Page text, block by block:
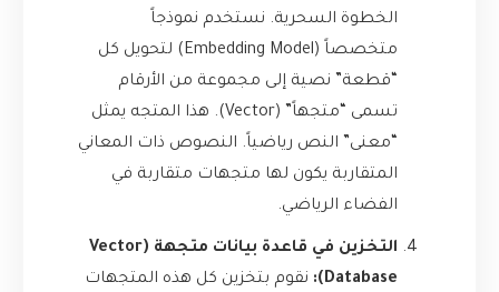
الخطوة السحرية. نستخدم نموذجاً
متخصصاً (Embedding Model) لتحويل كل
“قطعة” نصية إلى مجموعة من الأرقام
تسمى “متجهاً” (Vector). هذا المتجه يمثل
“معنى” النص رياضياً. النصوص ذات المعاني
المتقاربة يكون لها متجهات متقاربة في
الفضاء الرياضي.
التخزين في قاعدة بيانات متجهة (Vector
Database):
نقوم بتخزين كل هذه المتجهات